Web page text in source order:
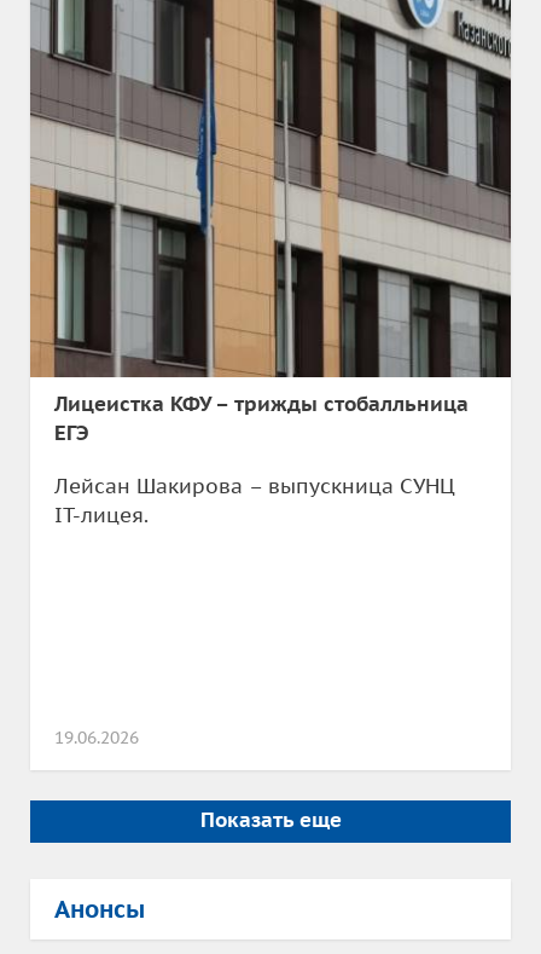
Лицеистка КФУ – трижды стобалльница
ЕГЭ
Лейсан Шакирова – выпускница СУНЦ
IT-лицея.
19.06.2026
Показать еще
Анонсы